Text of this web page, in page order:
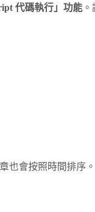
代碼執行」功能
也會按照時間排序。